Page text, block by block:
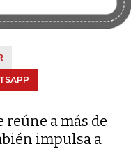
a más de
impulsa a